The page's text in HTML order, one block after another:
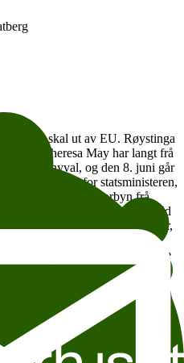
skal ut av EU. Røystinga
Theresa May har langt frå
ut nyval, og den 8. juni går
til økt støtte for statsministeren,
med Jeremy Corbyn frå
Landet som framleis held
historiske politiske tradisjonar,
av det slaget vi såg med
føre oss politisk og i det britiske
for valet, for unionen, for
Institutt for statsvitskap ved
særleg mykje med britisk
ei innføring i britisk politikk og
endringar.